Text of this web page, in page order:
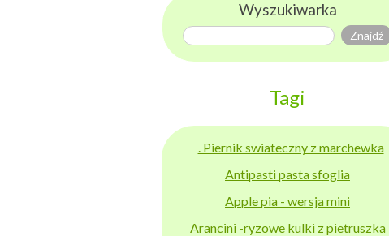
Wyszukiwarka
Tagi
. Piernik swiateczny z marchewka
Antipasti pasta sfoglia
Apple pia - wersja mini
Arancini -ryzowe kulki z pietruszka